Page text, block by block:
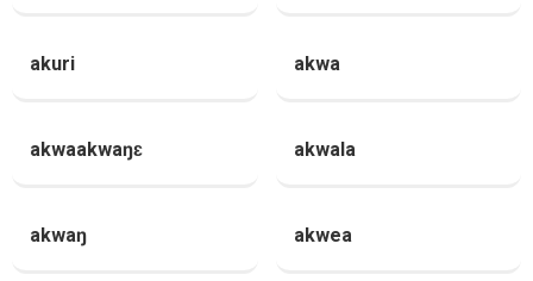
akuri akwa
akwaakwaŋɛ akwala
akwaŋ akwea